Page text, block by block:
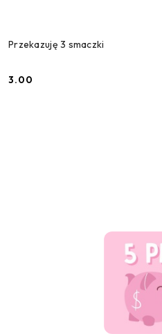
Przekazuję 3 smaczki
Cena:
3.00